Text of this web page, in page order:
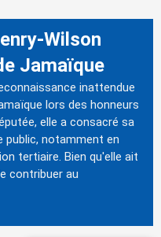
Wilson
Jamaïque
inattendue
lors des honneurs
elle a consacré sa
public, notamment en
tertiaire. Bien qu'elle ait
contribuer au